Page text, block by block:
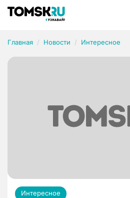
Главная Новости Интересное
Интересное